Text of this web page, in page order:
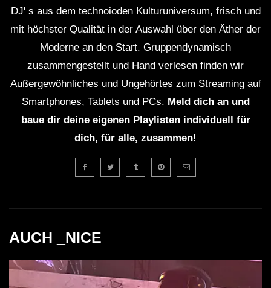
DJ' s aus dem technoioden Kulturuniversum, frisch und
mit höchster Qualität in der Auswahl über den Äther der
Moderne an den Start. Gruppendynamisch
zusammengestellt und Hand verlesen finden wir
Außergewöhnliches und Ungehörtes zum Streaming auf
Smartphones, Tablets und PCs. Meld dich an und
baue dir deine eigenen Playlisten individuell für
dich, für alle, zusammen!
AUCH _NICE